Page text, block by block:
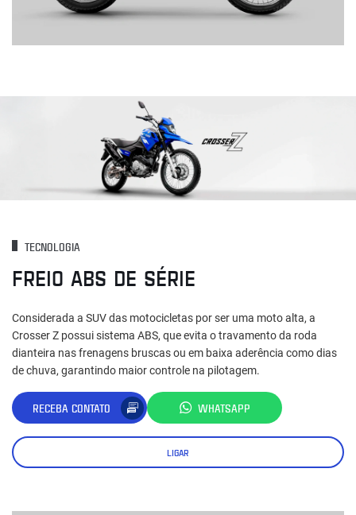
TECNOLOGIA
FREIO ABS DE SÉRIE
Considerada a SUV das motocicletas por ser uma moto alta, a
Crosser Z possui sistema ABS, que evita o travamento da roda
dianteira nas frenagens bruscas ou em baixa aderência como dias
de chuva, garantindo maior controle na pilotagem.
RECEBA CONTATO WHATSAPP
LIGAR